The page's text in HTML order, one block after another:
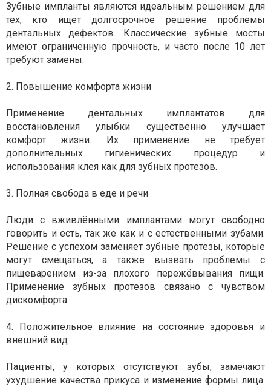
Зубные импланты являются идеальным решением для
тех, кто ищет долгосрочное решение проблемы
дентальных дефектов. Классические зубные мосты
имеют ограниченную прочность, и часто после 10 лет
требуют замены.
2. Повышение комфорта жизни
Применение дентальных имплантатов для
восстановления улыбки существенно улучшает
комфорт жизни. Их применение не требует
дополнительных гигиенических процедур и
использования клея как для зубных протезов.
3. Полная свобода в еде и речи
Люди с вживлёнными имплантами могут свободно
говорить и есть, так же как и с естественными зубами.
Решение с успехом заменяет зубные протезы, которые
могут смещаться, а также вызвать проблемы с
пищеварением из-за плохого пережёвывания пищи.
Применение зубных протезов связано с чувством
дискомфорта.
4. Положительное влияние на состояние здоровья и
внешний вид
Пациенты, у которых отсутствуют зубы, замечают
ухудшение качества прикуса и изменение формы лица.